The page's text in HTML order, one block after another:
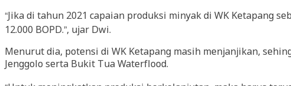
“Jika di tahun 2021 capaian produksi minyak di WK Ketapang
12.000 BOPD.”, ujar Dwi.
Menurut dia, potensi di WK Ketapang masih menjanjikan,
Jenggolo serta Bukit Tua Waterflood.